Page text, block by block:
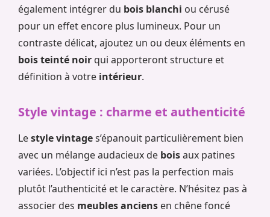
également intégrer du bois blanchi ou cérusé
pour un effet encore plus lumineux. Pour un
contraste délicat, ajoutez un ou deux éléments en
bois teinté noir qui apporteront structure et
définition à votre intérieur.
Style vintage : charme et authenticité
Lestyle vintages’épanouit particulièrement bien
avec un mélange audacieux de boisaux patines
variées. L’objectif ici n’est pas la perfection mais
plutôt l’authenticité et le caractère. N’hésitez pas à
associer des meubles anciens en chêne foncé